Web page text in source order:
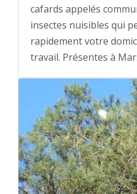
cafards appelés
insectes nuisibles qui
rapidement votre
travail. Présentes à